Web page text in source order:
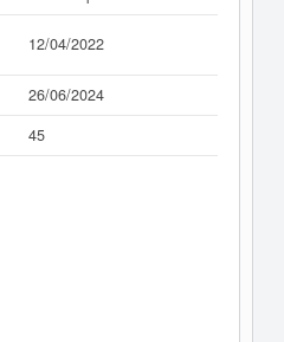
12/04/2022
26/06/2024
45